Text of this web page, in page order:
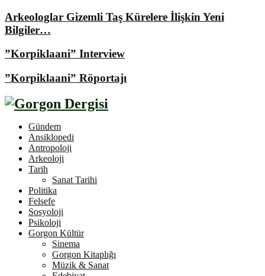
Arkeologlar Gizemli Taş Kürelere İlişkin Yeni
Bilgiler…
”Korpiklaani” Interview
”Korpiklaani” Röportajı
Gündem
Ansiklopedi
Antropoloji
Arkeoloji
Tarih
Sanat Tarihi
Politika
Felsefe
Sosyoloji
Psikoloji
Gorgon Kültür
Sinema
Gorgon Kitaplığı
Müzik & Sanat